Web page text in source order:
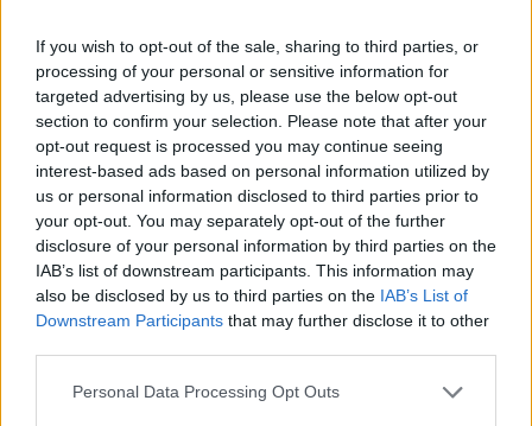
If you wish to opt-out of the sale, sharing to third parties, or
processing of your personal or sensitive information for
targeted advertising by us, please use the below opt-out
section to confirm your selection. Please note that after your
opt-out request is processed you may continue seeing
interest-based ads based on personal information utilized by
us or personal information disclosed to third parties prior to
your opt-out. You may separately opt-out of the further
disclosure of your personal information by third parties on the
IAB’s list of downstream participants. This information may
also be disclosed by us to third parties on the IAB’s List of
Downstream Participants that may further disclose it to other
Personal Data Processing Opt Outs
ΕΛΛΆΔΑ
Μαρτυρία αστυνομικού: Κάποιοι δεν κάηκαν
από τις φλόγες, έλιωσαν από τη θερμοκρασία
Τις ημέρες που ακολούθησαν δεν μπόρεσε να κοιμηθεί